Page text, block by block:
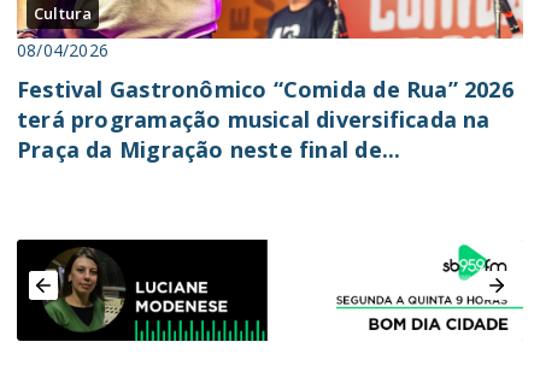
Cultura
08/04/2026
Festival Gastronômico “Comida de Rua” 2026
terá programação musical diversificada na
Praça da Migração neste final de...